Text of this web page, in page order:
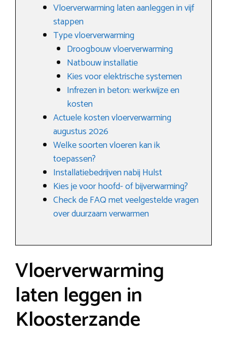
Vloerverwarming laten aanleggen in vijf
stappen
Type vloerverwarming
Droogbouw vloerverwarming
Natbouw installatie
Kies voor elektrische systemen
Infrezen in beton: werkwijze en
kosten
Actuele kosten vloerverwarming
augustus 2026
Welke soorten vloeren kan ik
toepassen?
Installatiebedrijven nabij Hulst
Kies je voor hoofd- of bijverwarming?
Check de FAQ met veelgestelde vragen
over duurzaam verwarmen
Vloerverwarming
laten leggen in
Kloosterzande